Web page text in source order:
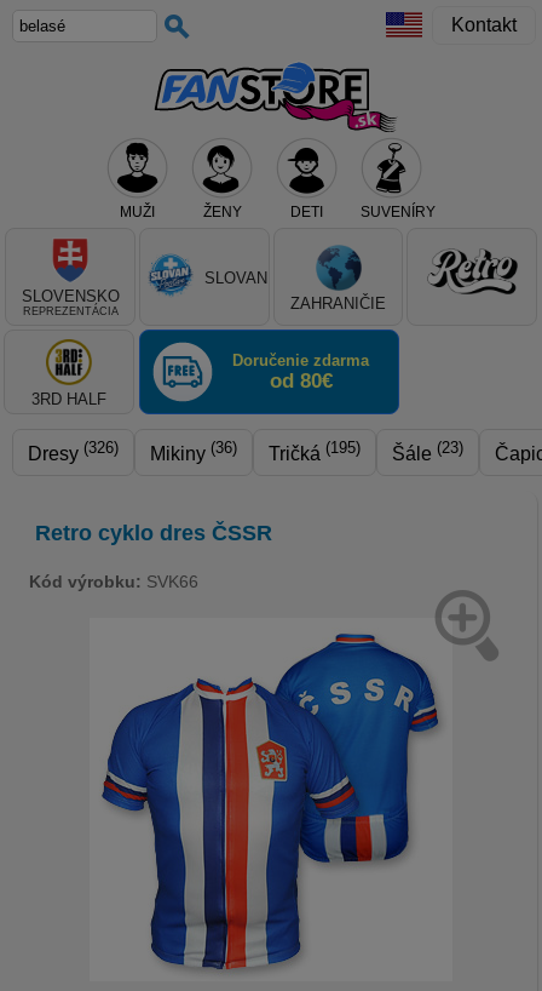
Kontakt
MUŽI ŽENY DETI SUVENÍRY
Teraz vyberte klub, alebo typ výrobku
SLOVENSKO
REPREZENTÁCIA
SLOVAN
ZAHRANIČIE
3RD HALF
Doručenie zdarma
od 80€
Dresy (326) Mikiny (36) Tričká (195) Šále (23)
Retro cyklo dres ČSSR
Kód výrobku: SVK66